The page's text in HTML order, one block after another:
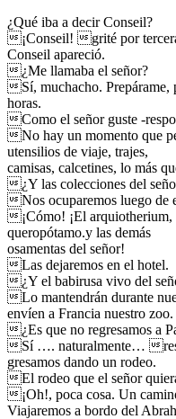
¿Qué iba a decir Conseil?
¡Conseil! grité por
Conseil apareció.
¿Me llamaba el señor?
Sí, muchacho. Prepárame,
horas.
Como el señor guste -
No hay un momento que
utensilios de viaje, trajes,
camisas, calcetines, lo más
¿Y las colecciones del
Nos ocuparemos luego de
¡Cómo! ¡El arquiotherium,
queropótamo.y las demás
osamentas del señor!
Las dejaremos en el hotel.
¿Y el babirusa vivo del
Lo mantendrán durante
envíen a Francia nuestro zoo.
¿Es que no regresamos a
Sí …. naturalmente…
gresamos dando un rodeo.
El rodeo que el señor
¡Oh!, poca cosa. Un
Viajaremos a bordo del